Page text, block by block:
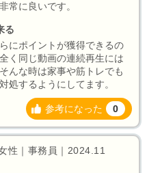
常に良いです。
る
にポイントが獲得できるの
く同じ動画の連続再生には
んな時は家事や筋トレでも
処するようにしてます。
参考になった 0
性｜事務員｜2024.11